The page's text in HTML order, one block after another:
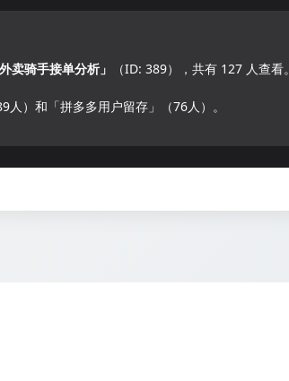
卖骑手接单分析」 （ID: 389），共有 127 人查看。
）和「拼多多用户留存」（76人）。